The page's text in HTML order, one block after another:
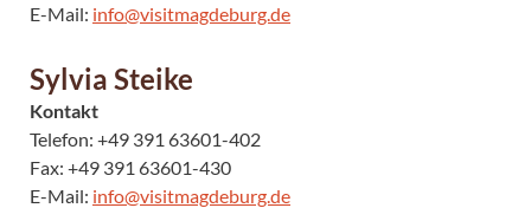
E-Mail: info@visitmagdeburg.de
Sylvia Steike
Kontakt
Telefon: +49 391 63601-402
Fax: +49 391 63601-430
E-Mail: info@visitmagdeburg.de